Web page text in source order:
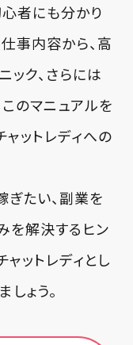
者にも分かり
事内容から、高
ク、さらには
のマニュアルを
ットレディへの
ぎたい、副業を
を解決するヒン
ットレディとし
ょう。